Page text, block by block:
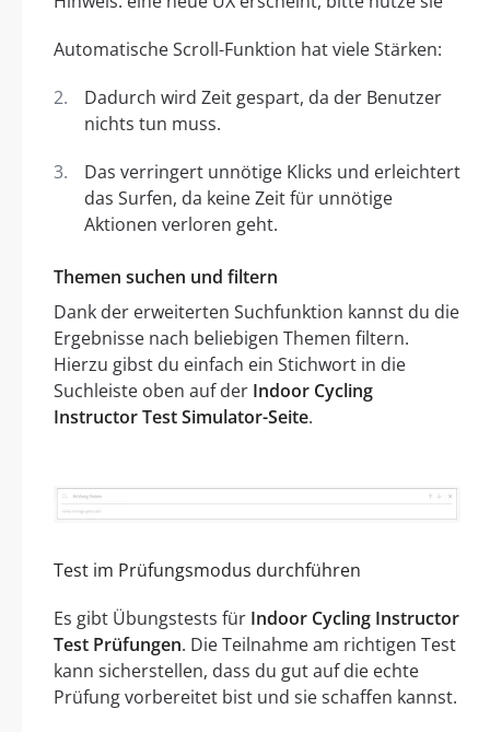
Automatische Scroll-Funktion hat viele Stärken:
Dadurch wird Zeit gespart, da der Benutzer
nichts tun muss.
Das verringert unnötige Klicks und erleichtert
das Surfen, da keine Zeit für unnötige
Aktionen verloren geht.
Themen suchen und filtern
Dank der erweiterten Suchfunktion kannst du die
Ergebnisse nach beliebigen Themen filtern.
Hierzu gibst du einfach ein Stichwort in die
Suchleiste oben auf der Indoor Cycling
Instructor Test Simulator-Seite.
Test im Prüfungsmodus durchführen
Es gibt Übungstests für Indoor Cycling Instructor
Test Prüfungen. Die Teilnahme am richtigen Test
kann sicherstellen, dass du gut auf die echte
Prüfung vorbereitet bist und sie schaffen kannst.